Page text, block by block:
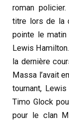
roman
titre lors de la
pointe le
Lewis
la dernière
Massa l’avait
tournant,
Timo Glock
pour le clan